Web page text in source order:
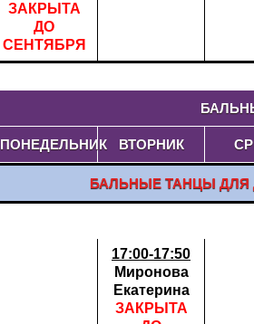
ЗАКРЫТА
ДО
СЕНТЯБРЯ
ПОНЕДЕЛЬНИК ВТОРНИК
БАЛЬНЫЕ ТАНЦЫ
17:00-17:50
Миронова
Екатерина
ЗАКРЫТА